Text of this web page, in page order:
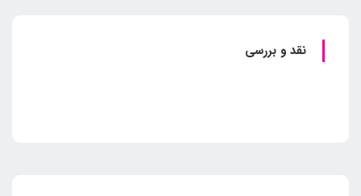
نقد و بررسی